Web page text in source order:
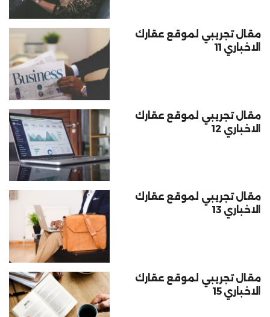
مقال تجريبي لموقع عقارك
الاخباري 11
مقال تجريبي لموقع عقارك
الاخباري 12
مقال تجريبي لموقع عقارك
الاخباري 13
مقال تجريبي لموقع عقارك
الاخباري 15